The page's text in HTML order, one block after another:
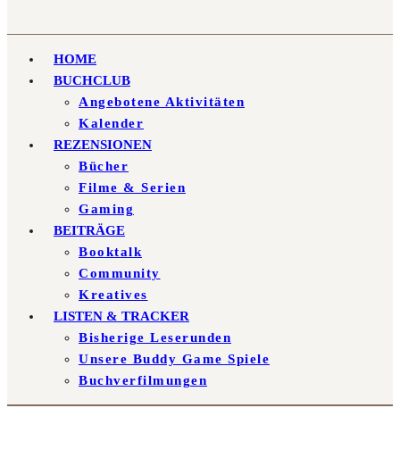
HOME
BUCHCLUB
Angebotene Aktivitäten
Kalender
REZENSIONEN
Bücher
Filme & Serien
Gaming
BEITRÄGE
Booktalk
Community
Kreatives
LISTEN & TRACKER
Bisherige Leserunden
Unsere Buddy Game Spiele
Buchverfilmungen